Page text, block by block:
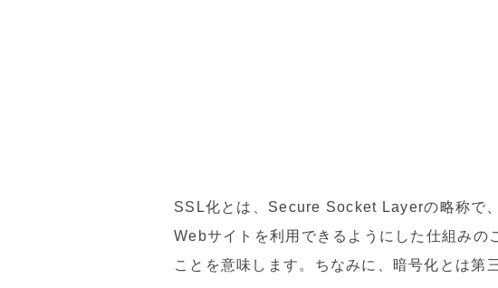
SSL化とは、Secure Socket Layerの略称で
Webサイトを利用できるようにした仕組みの
ことを意味します。ちなみに、暗号化とは第